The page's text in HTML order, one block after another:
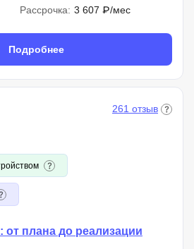
Рассрочка: 3 607 ₽/мес
Подробнее
261 отзыв
от плана до реализации